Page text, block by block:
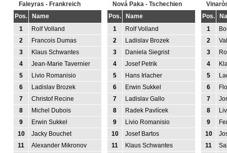
Faleyras - Frankreich
Pos.
Name
1
Rolf Volland
2
Francois Dumas
3
Klaus Schwantes
4
Jean-Marie Tavernier
5
Livio Romanisio
6
Ladislav Brozek
7
Christof Recine
8
Michel Dubois
9
Erwin Sukkel
10
Jacky Bouchet
11
Alexander Mikronov
Nová Paka - Tschechien
Pos.
Name
1
Rolf Volland
2
Ladislav Brozek
3
Daniela Siegrist
4
Josef Petrik
5
Hans Irlacher
6
Erwin Sukkel
7
Ladislav Gallo
8
Radek Pavlícek
9
Livio Romanisio
10
Josef Bartos
11
Klaus Schwantes
Pos.
1
2
3
4
5
6
7
8
9
10
11